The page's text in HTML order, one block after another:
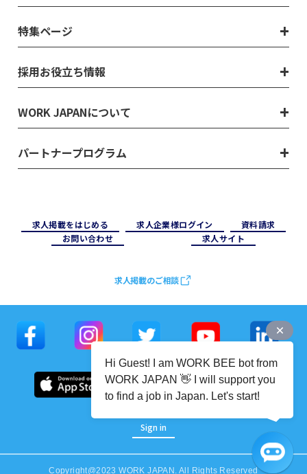
特集ページ
採用お役立ち情報
WORK JAPANについて
パートナープログラム
求⼈掲載をはじめる 求⼈企業様ログイン
資料請求
お問い合わせ
求⼈サイト
求人掲載のご相談
Sign in
Copyright@2023 WORK JAPAN. All Rights Reserved
Hi Guest! I am WORK BEE bot from
WORK JAPAN 👋 I will support you
to find a job in Japan. Let's start!